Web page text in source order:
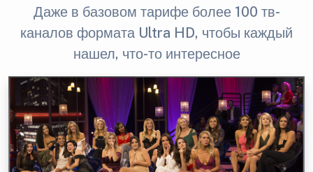
Даже в базовом тарифе более 100 тв-
каналов формата Ultra HD, чтобы каждый
нашел, что-то интересное